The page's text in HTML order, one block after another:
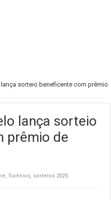
sorteio beneficente com prêmio
lança sorteio
prêmio de
, Sorteios, sorteios 2025